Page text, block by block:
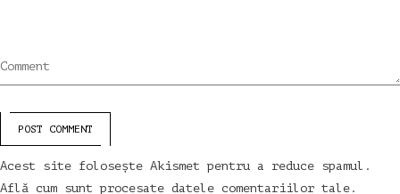
Comment
POST COMMENT
Acest site folosește Akismet pentru a reduce spamul.
Află cum sunt procesate datele comentariilor tale .